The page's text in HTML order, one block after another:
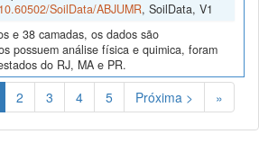
SoilData/ABJUMR, SoilData, V1
e 38 camadas, os dados são
possuem análise física e quimica, foram
do RJ, MA e PR.
(Atual)
2 3 4 5 Próxima > »